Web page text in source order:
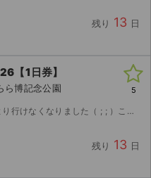
残り 13 日
【1日券】
博記念公園
ケットを買い取ったあなたにはぜひ楽しんで欲しいです！
残り 13 日
5